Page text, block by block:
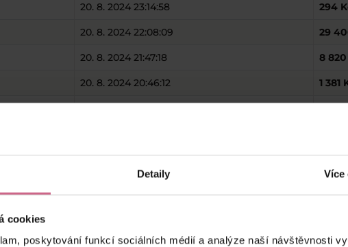
Detaily Více
cookies
poskytování funkcí sociálních médií a analýze naší návštěvnosti
20. 8. 2024 23:14:58 294
20. 8. 2024 22:08:09 29
20. 8. 2024 21:47:18 8
20. 8. 2024 20:46:12 1 381